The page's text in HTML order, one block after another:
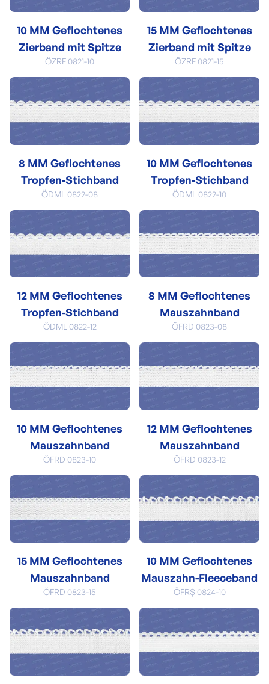
10 MM Geflochtenes
Zierband mit Spitze
ÖZRF 0821-10
15 MM Geflochtenes
Zierband mit Spitze
ÖZRF 0821-15
8 MM Geflochtenes
Tropfen-Stichband
ÖDML 0822-08
10 MM Geflochtenes
Tropfen-Stichband
ÖDML 0822-10
12 MM Geflochtenes
Tropfen-Stichband
ÖDML 0822-12
8 MM Geflochtenes
Mauszahnband
ÖFRD 0823-08
10 MM Geflochtenes
Mauszahnband
ÖFRD 0823-10
12 MM Geflochtenes
Mauszahnband
ÖFRD 0823-12
15 MM Geflochtenes
Mauszahnband
ÖFRD 0823-15
10 MM Geflochtenes
Mauszahn-Fleeceband
ÖFRŞ 0824-10